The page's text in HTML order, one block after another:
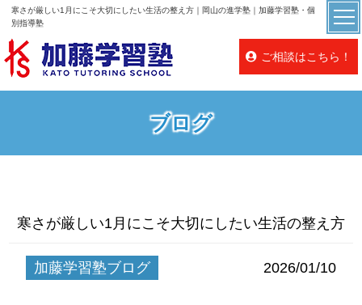
寒さが厳しい1月にこそ大切にしたい生活の整え方｜岡山の進学塾｜加藤学習塾・個
別指導塾
ご相談はこちら！
ブログ
寒さが厳しい1月にこそ大切にしたい生活の整え方
加藤学習塾ブログ 2026/01/10